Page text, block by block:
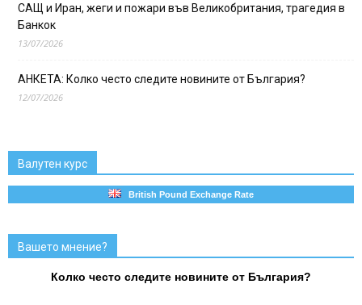
САЩ и Иран, жеги и пожари във Великобритания, трагедия в
Банкок
13/07/2026
АНКЕТА: Колко често следите новините от България?
12/07/2026
Валутен курс
British Pound Exchange Rate
Вашето мнение?
Колко често следите новините от България?